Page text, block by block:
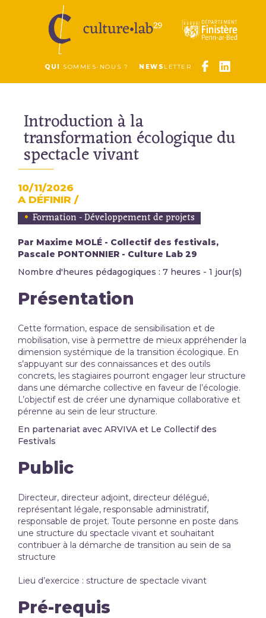
NEWS LETTER
QUI SOMMES-NOUS ?
Introduction à la
transformation écologique du
spectacle vivant
10/11/2026
A DÉFINIR /
Formation - Développement de projets
Par Maxime MOLÉ - Collectif des festivals,
Pascale PONTONNIER - Culture Lab 29
Nombre d'heures pédagogiques : 7 heures - 1 jour(s)
Présentation
Cette formation, espace de sensibilisation et de
mobilisation, vise à permettre de mieux appréhender la
dimension systémique de la transition écologique. En
s’appuyant sur des connaissances et des outils
concrets, les stagiaires pourront engager leur structure
dans une démarche collective en faveur de l’écologie.
L’objectif est de créer une dynamique collaborative et
pérenne au sein de leur structure.
En partenariat avec ARVIVA et Le Collectif des
Festivals
Public
Directeur, directeur adjoint, directeur délégué,
représentant légale, responsable administratif,
responsable de projet. Toute personne en poste dans
une structure du spectacle vivant et souhaitant
contribuer à la démarche de transition au sein de sa
structure
Lieu d’exercice : structure de spectacle vivant
Pré-requis